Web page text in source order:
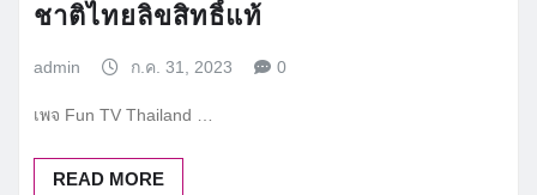
ชาติไทยลิขสิทธิ์แท้
admin ก.ค. 31, 2023 0
เพจ Fun TV Thailand …
READ MORE